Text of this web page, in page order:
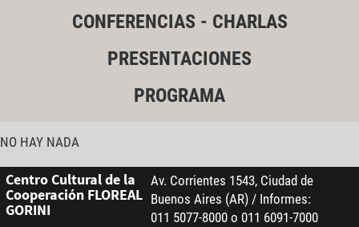
CONFERENCIAS - CHARLAS
PRESENTACIONES
PROGRAMA
NO HAY NADA
Centro Cultural de la
Cooperación FLOREAL
GORINI
Av. Corrientes 1543, Ciudad de
Buenos Aires (AR) / Informes:
011 5077-8000 o 011 6091-7000